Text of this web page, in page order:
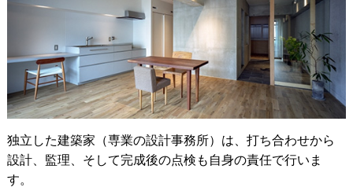
独立した建築家（専業の設計事務所）は、打ち合わせから
設計、監理、そして完成後の点検も自身の責任で行いま
す。